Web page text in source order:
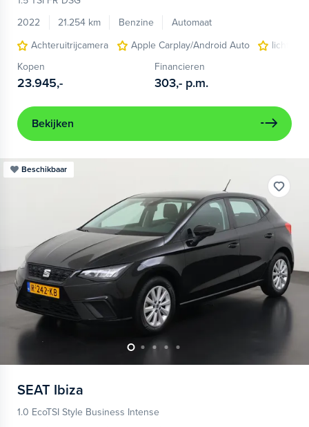
2022
21.254 km Benzine
Automaat
Achteruitrijcamera
Apple Carplay/Android Auto
Kopen
23.945,-
Financieren
303,- p.m.
Bekijken
Beschikbaar
SEAT Ibiza
1.0 EcoTSI Style Business Intense